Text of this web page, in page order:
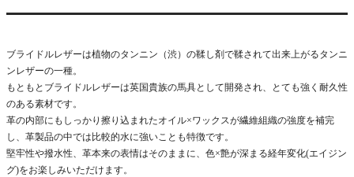
ブライドルレザーは植物のタンニン（渋）の鞣し剤で鞣されて出来上がるタンニ
ンレザーの一種。
もともとブライドルレザーは英国貴族の馬具として開発され、とても強く耐久性
のある素材です。
革の内部にもしっかり擦り込まれたオイル×ワックスが繊維組織の強度を補完
し、革製品の中では比較的水に強いことも特徴です。
堅牢性や撥水性、革本来の表情はそのままに、色×艶が深まる経年変化(エイジン
グ)をお楽しみいただけます。